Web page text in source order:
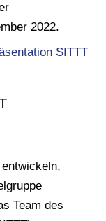
2022.
Team des